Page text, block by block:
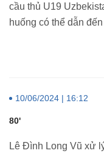
cầu thủ U19
huống có thể dẫn
10/06/2024 | 16:12
80'
Lê Đình Long Vũ xử